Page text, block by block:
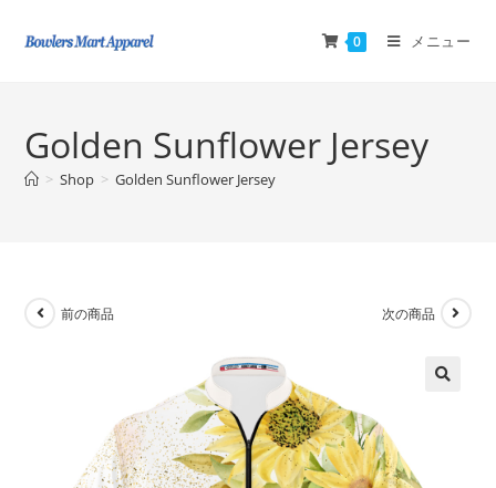
0 メニュー
Golden Sunflower Jersey
> Shop > Golden Sunflower Jersey
前の商品 次の商品